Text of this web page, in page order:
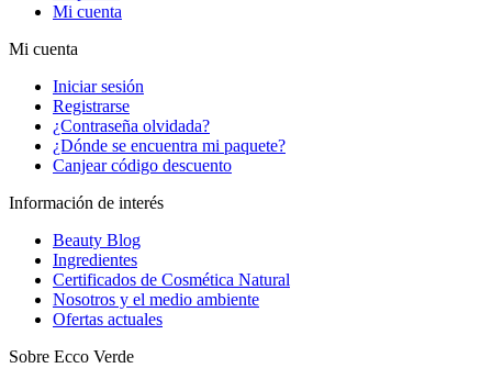
Mi cuenta
Mi cuenta
Iniciar sesión
Registrarse
¿Contraseña olvidada?
¿Dónde se encuentra mi paquete?
Canjear código descuento
Información de interés
Beauty Blog
Ingredientes
Certificados de Cosmética Natural
Nosotros y el medio ambiente
Ofertas actuales
Sobre Ecco Verde